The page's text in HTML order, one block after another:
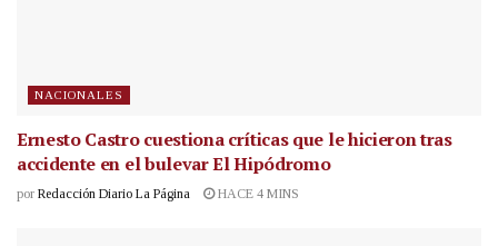
NACIONALES
Ernesto Castro cuestiona críticas que le hicieron tras
accidente en el bulevar El Hipódromo
por Redacción Diario La Página HACE 4 MINS